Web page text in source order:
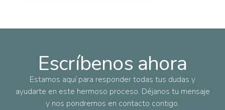
Escríbenos ahora
Estamos aquí para responder todas tus dudas y
ayudarte en este hermoso proceso. Déjanos tu mensaje
y nos pondremos en contacto contigo.